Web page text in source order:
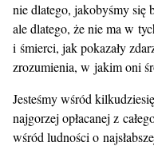
nie dlatego, jakobyśmy się
ale dlatego, że nie ma w
i śmierci, jak pokazały
zrozumienia, w jakim oni
Jesteśmy wśród
najgorzej opłacanej z
wśród ludności o